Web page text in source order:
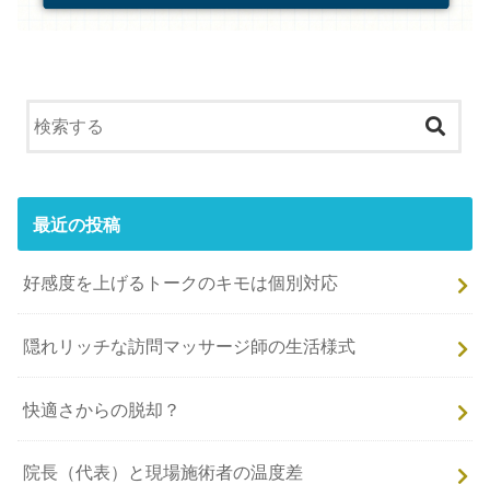
最近の投稿
好感度を上げるトークのキモは個別対応
隠れリッチな訪問マッサージ師の生活様式
快適さからの脱却？
院長（代表）と現場施術者の温度差